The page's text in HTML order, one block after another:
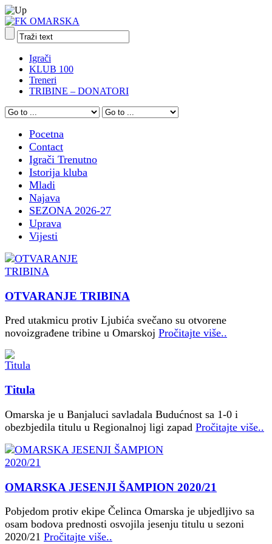
Igrači
KLUB 100
Treneri
TRIBINE – DONATORI
Pocetna
Contact
Igrači Trenutno
Istorija kluba
Mladi
Najava
SEZONA 2026-27
Uprava
Vijesti
OTVARANJE TRIBINA
Pred utakmicu protiv Ljubića svečano su otvorene
novoizgrađene tribine u Omarskoj Pročitajte više..
Titula
Omarska je u Banjaluci savladala Budućnost sa 1-0 i
obezbjedila titulu u Regionalnoj ligi zapad Pročitajte više..
OMARSKA JESENJI ŠAMPION 2020/21
Pobjedom protiv ekipe Čelinca Omarska je ubjedljivo sa
osam bodova prednosti osvojila jesenju titulu u sezoni
2020/21 Pročitajte više..